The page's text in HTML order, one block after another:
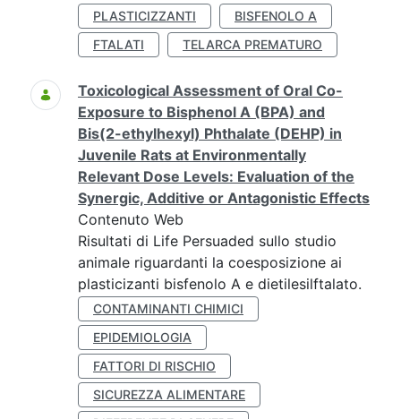
PLASTICIZZANTI
BISFENOLO A
FTALATI
TELARCA PREMATURO
Toxicological Assessment of Oral Co-
Exposure to Bisphenol A (BPA) and
Bis(2-ethylhexyl) Phthalate (DEHP) in
Juvenile Rats at Environmentally
Relevant Dose Levels: Evaluation of the
Synergic, Additive or Antagonistic Effects
Contenuto Web
Risultati di Life Persuaded sullo studio
animale riguardanti la coesposizione ai
plasticizanti bisfenolo A e dietilesilftalato.
CONTAMINANTI CHIMICI
EPIDEMIOLOGIA
FATTORI DI RISCHIO
SICUREZZA ALIMENTARE